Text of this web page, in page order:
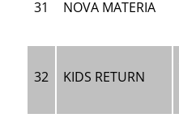
31 NOVA MATERIA
32 KIDS RETURN